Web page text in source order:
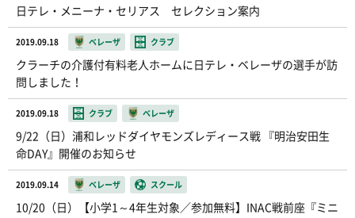
日テレ・メニーナ・セリアス セレクション案内
2019.09.18 ベレーザ クラブ
クラーチの介護付有料老人ホームに日テレ・ベレーザの選手が訪
問しました！
2019.09.18 クラブ ベレーザ
9/22（日）浦和レッドダイヤモンズレディース戦 『明治安田生
命DAY』開催のお知らせ
2019.09.14 ベレーザ スクール
10/20（日）【小学1～4年生対象／参加無料】INAC戦前座『ミニ